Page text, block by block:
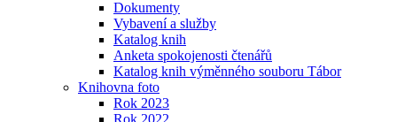
Dokumenty
Vybavení a služby
Katalog knih
Anketa spokojenosti čtenářů
Katalog knih výměnného souboru Tábor
Knihovna foto
Rok 2023
Rok 2022